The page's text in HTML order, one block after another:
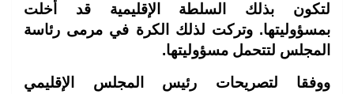
لتكون بذلك السلطة الإقليمية قد أخلت
بمسؤوليتها. وتركت لذلك الكرة في مرمى رئاسة
المجلس لتتحمل مسؤوليتها.
ووفقا لتصريحات رئيس المجلس الإقليمي